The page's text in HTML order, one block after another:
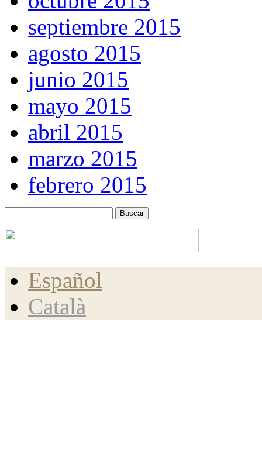
septiembre 2015
agosto 2015
junio 2015
mayo 2015
abril 2015
marzo 2015
febrero 2015
Español
Català